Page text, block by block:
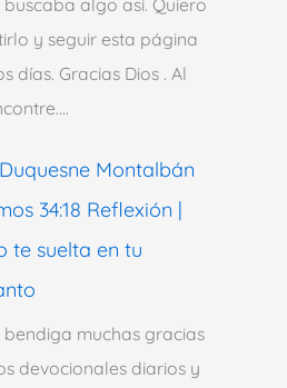
buscaba algo así. Quiero
y seguir esta página
días. Gracias Dios . Al
Montalbán
34:18 Reflexión |
te suelta en tu
bendiga muchas gracias
devocionales diarios y